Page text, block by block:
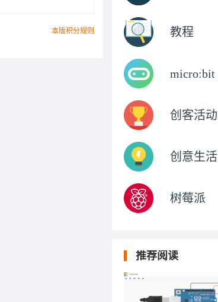
本版积分规则 教程
micro:bit
创客活动
创意生活
树莓派
推荐阅读